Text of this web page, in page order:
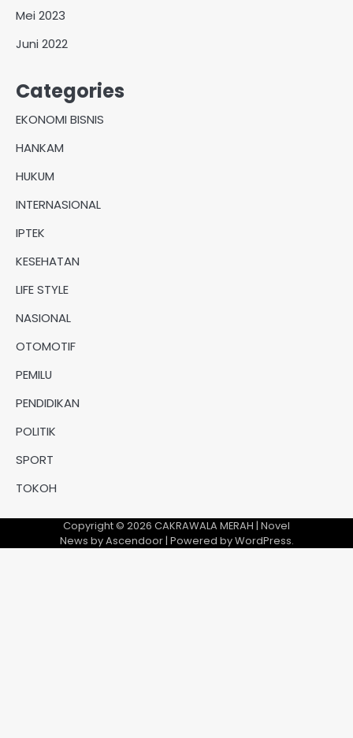
Mei 2023
Juni 2022
Categories
EKONOMI BISNIS
HANKAM
HUKUM
INTERNASIONAL
IPTEK
KESEHATAN
LIFE STYLE
NASIONAL
OTOMOTIF
PEMILU
PENDIDIKAN
POLITIK
SPORT
TOKOH
Copyright © 2026 CAKRAWALA MERAH | Novel
News byAscendoor| Powered byWordPress.